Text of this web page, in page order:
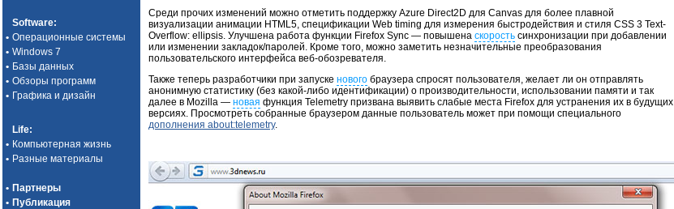
Software:
• Операционные системы
• Windows 7
• Базы данных
• Обзоры программ
• Графика и дизайн
Life:
• Компьютерная жизнь
• Разные материалы
• Партнеры
• Публикация
Среди прочих изменений можно отметить поддержку Azure Direct2D для Canvas для более плавной
визуализации анимации HTML5, спецификации Web timing для измерения быстродействия и стиля CSS 3 Text-
Overflow: ellipsis. Улучшена работа функции Firefox Sync — повышена скоростьсинхронизации при добавлении
или изменении закладок/паролей. Кроме того, можно заметить незначительные преобразования
пользовательского интерфейса веб-обозревателя.
Также теперь разработчики при запуске новогобраузера спросят пользователя, желает ли он отправлять
анонимную статистику (без какой-либо идентификации) о производительности, использовании памяти и так
далее в Mozilla — новая функция Telemetry призвана выявить слабые места Firefox для устранения их в будущих
версиях. Просмотреть собранные браузером данные пользователь может при помощи специального
дополнения about:telemetry.